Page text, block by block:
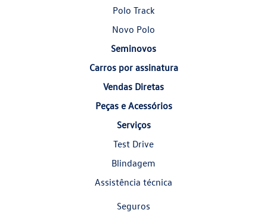
Polo Track
Novo Polo
Seminovos
Carros por assinatura
Vendas Diretas
Peças e Acessórios
Serviços
Test Drive
Blindagem
Assistência técnica
Seguros